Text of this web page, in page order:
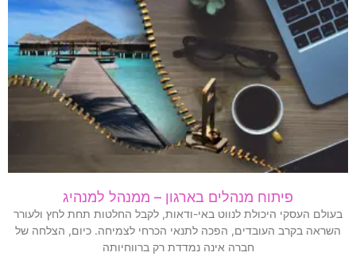
פיתוח מנהלים בארגון – ממנהל למנהיג
בעולם העסקי היכולת לנווט באי-ודאות, לקבל החלטות תחת לחץ ולעורר
השראה בקרב העובדים, הפכה לתנאי הכרחי לצמיחה. כיום, הצלחה של
חברה אינה נמדדת רק ברווחיותה